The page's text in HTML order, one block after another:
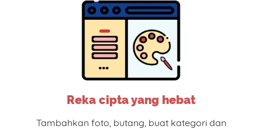
Reka cipta yang hebat
Tambahkan foto, butang, buat kategori dan